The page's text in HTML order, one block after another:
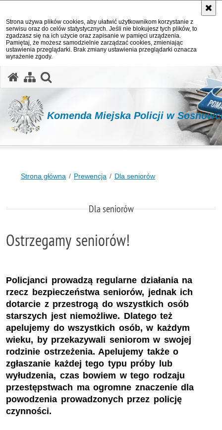
Strona używa plików cookies, aby ułatwić użytkownikom korzystanie z
serwisu oraz do celów statystycznych. Jeśli nie blokujesz tych plików, to
zgadzasz się na ich użycie oraz zapisanie w pamięci urządzenia.
Pamiętaj, że możesz samodzielnie zarządzać cookies, zmieniając
ustawienia przeglądarki. Brak zmiany ustawienia przeglądarki oznacza
wyrażenie zgody.
Komenda Miejska Policji w
Strona główna Prewencja Dla seniorów
Dla seniorów
Ostrzegamy seniorów!
Policjanci prowadzą regularne działania na
rzecz bezpieczeństwa seniorów, jednak ich
dotarcie z przestrogą do wszystkich osób
starszych jest niemożliwe. Dlatego też
apelujemy do wszystkich osób, w każdym
wieku, by przekazywali seniorom w swojej
rodzinie ostrzeżenia. Apelujemy także o
zgłaszanie każdej tego typu próby lub
wyłudzenia, czas bowiem w tego rodzaju
przestępstwach ma ogromne znaczenie dla
powodzenia prowadzonych przez policję
czynności.